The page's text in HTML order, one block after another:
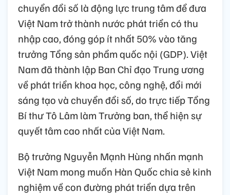
chuyển đổi số là động lực trung tâm để đưa
Việt Nam trở thành nước phát triển có thu
nhập cao, đóng góp ít nhất 50% vào tăng
trưởng Tổng sản phẩm quốc nội (GDP). Việt
Nam đã thành lập Ban Chỉ đạo Trung ương
về phát triển khoa học, công nghệ, đổi mới
sáng tạo và chuyển đổi số, do trực tiếp Tổng
Bí thư Tô Lâm làm Trưởng ban, thể hiện sự
quyết tâm cao nhất của Việt Nam.
Bộ trưởng Nguyễn Mạnh Hùng nhấn mạnh
Việt Nam mong muốn Hàn Quốc chia sẻ kinh
nghiệm về con đường phát triển dựa trên